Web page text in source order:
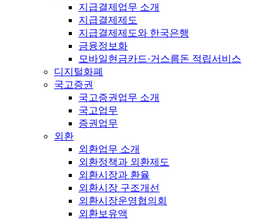
지급결제업무 소개
지급결제제도
지급결제제도와 한국은행
금융정보화
모바일현금카드·거스름돈 적립서비스
디지털화폐
국고증권
국고증권업무 소개
국고업무
증권업무
외환
외환업무 소개
외환정책과 외환제도
외환시장과 환율
외환시장 구조개선
외환시장운영협의회
외환보유액